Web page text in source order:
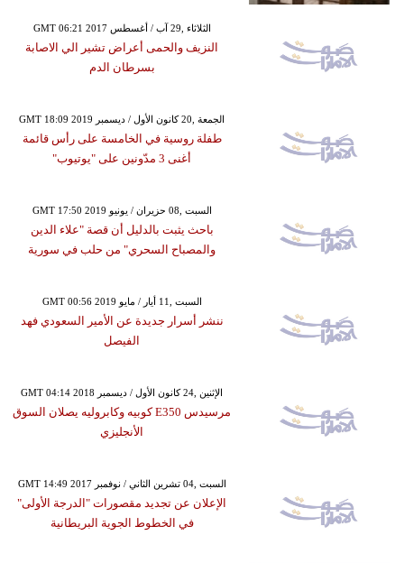
GMT 06:21 2017 الثلاثاء ,29 آب / أغسطس
النزيف والحمى أعراض تشير الي الاصابة
بسرطان الدم
GMT 18:09 2019 الجمعة ,20 كانون الأول / ديسمبر
طفلة روسية في الخامسة على رأس قائمة
أغنى 3 مدّونين على "يوتيوب"
GMT 17:50 2019 السبت ,08 حزيران / يونيو
باحث يثبت بالدليل أن قصة "علاء الدين
والمصباح السحري" من حلب في سورية
GMT 00:56 2019 السبت ,11 أيار / مايو
ننشر أسرار جديدة عن الأمير السعودي فهد
الفيصل
GMT 04:14 2018 الإثنين ,24 كانون الأول / ديسمبر
مرسيدس E350 كوبيه وكابروليه يصلان السوق
الأنجليزي
GMT 14:49 2017 السبت ,04 تشرين الثاني / نوفمبر
الإعلان عن تجديد مقصورات "الدرجة الأولى"
في الخطوط الجوية البريطانية